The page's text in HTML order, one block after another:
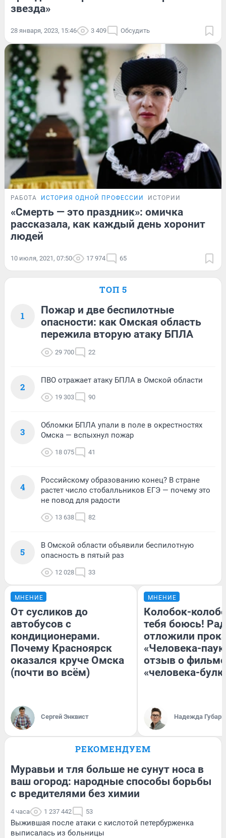
звезда»
28 января, 2023, 15:46 3 409 Обсудить
РАБОТА ИСТОРИЯ ОДНОЙ ПРОФЕССИИ ИСТОРИИ
«Смерть — это праздник»: омичка
рассказала, как каждый день хоронит
людей
10 июля, 2021, 07:50 17 974 65
ТОП 5
1
Пожар и две беспилотные
опасности: как Омская область
пережила вторую атаку БПЛА
29 700 22
2
ПВО отражает атаку БПЛА в Омской области
19 303 90
3
Обломки БПЛА упали в поле в окрестностях
Омска — вспыхнул пожар
18 075 41
4
Российскому образованию конец? В стране
растет число стобалльников ЕГЭ — почему это
не повод для радости
13 638 82
5
В Омской области объявили беспилотную
опасность в пятый раз
12 028 33
МНЕНИЕ
От сусликов до
автобусов с
кондиционерами.
Почему Красноярск
оказался круче Омска
(почти во всём)
Сергей Энквист
МНЕНИЕ
Колобок-
тебя боюсь!
отложили
«Человека-
отзыв о
«человека-
Надежда Губарь
РЕКОМЕНДУЕМ
Муравьи и тля больше не сунут носа в
ваш огород: народные способы борьбы
с вредителями без химии
4 часа 1 237 442 53
Выжившая после атаки с кислотой петербурженка
выписалась из больницы